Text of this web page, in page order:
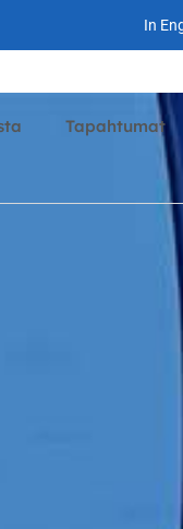
In
Tapahtumat